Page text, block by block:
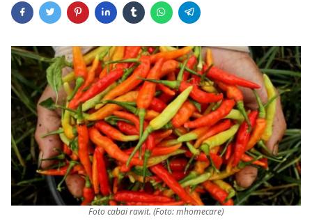
Foto cabai rawit. (Foto: mhomecare)